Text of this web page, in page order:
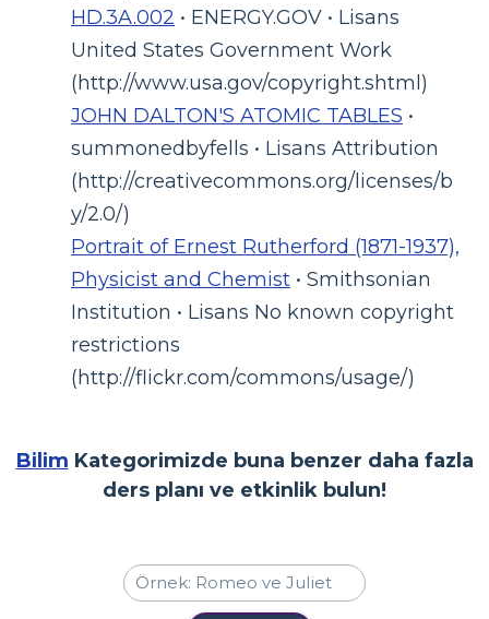
HD.3A.002 • ENERGY.GOV • Lisans
United States Government Work
(http://www.usa.gov/copyright.shtml)
JOHN DALTON'S ATOMIC TABLES •
summonedbyfells • Lisans Attribution
(http://creativecommons.org/licenses/b
y/2.0/)
Portrait of Ernest Rutherford (1871-1937),
Physicist and Chemist • Smithsonian
Institution • Lisans No known copyright
restrictions
(http://flickr.com/commons/usage/)
Bilim Kategorimizde buna benzer daha fazla
ders planı ve etkinlik bulun!